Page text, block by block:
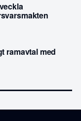
ramavtal med